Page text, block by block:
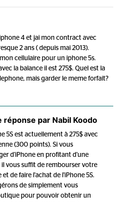
4 et jai mon contract avec
2 ans ( depuis mai 2013).
cellulaire pour un iphone 5s.
la balance il est 275$. Quel est la
mais garder le meme forfait?
réponse par Nabil Koodo
5S est actuellement à 275$ avec
(300 points). Si vous
d'iPhone en profitant d'une
il vous suffit de rembourser votre
et de faire l'achat de l'iPhone 5S.
de simplement vous
pour pouvoir obtenir un